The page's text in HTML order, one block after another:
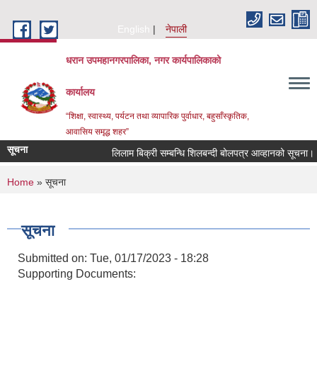
English
नेपाली
धरान उपमहानगरपालिका, नगर कार्यपालिकाको
कार्यालय
“शिक्षा, स्वास्थ्य, पर्यटन तथा व्यापारिक पुर्वाधार, बहुसाँस्कृतिक,
आवासिय समृद्ध शहर”
सूचना लिलाम बिक्री सम्बन्धि शिलबन्दी बोलपत्र आव्हानको सूचना।
You are here
Home » सूचना
सूचना
Submitted on: Tue, 01/17/2023 - 18:28
Supporting Documents: